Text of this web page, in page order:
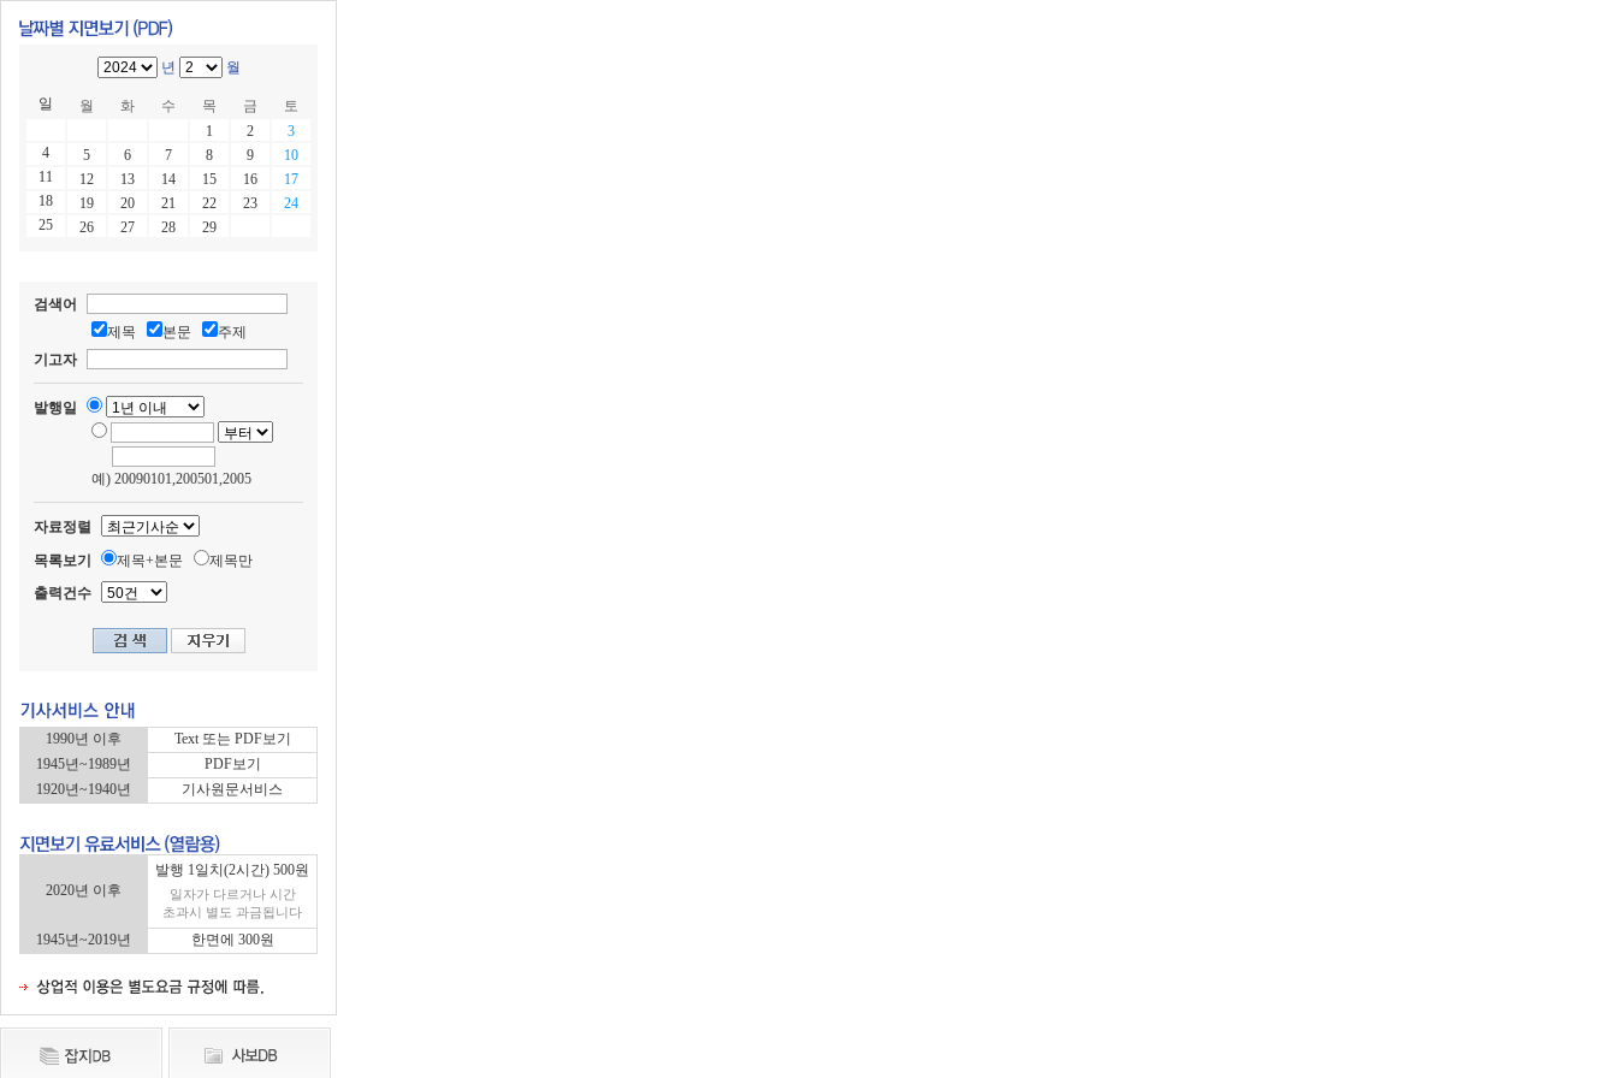
년 월
일 월 화 수 목 금
토
1
2
3
4
5 6 7 8 9
10
11
12 13 14 15 16
17
18
19 20 21 22 23
24
25
26 27 28 29
검색어
제목
본문
주제
기고자
발행일
예) 20090101,200501,2005
자료정렬
목록보기
제목+본문
제목만
출력건수
1990년 이후
Text 또는 PDF보기
1945년~1989년
PDF보기
1920년~1940년
기사원문서비스
2020년 이후
발행 1일치(2시간) 500원
일자가 다르거나 시간
초과시 별도 과금됩니다
1945년~2019년 한면에 300원